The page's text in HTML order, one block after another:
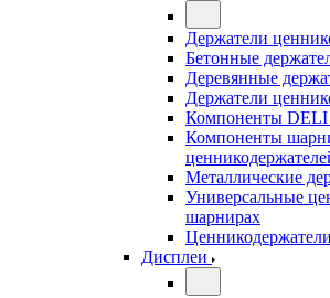
Держатели
Бетонные
Деревянные
Держатели
Компоненты DELI
Компоненты
Металлические
Универсальные
шарнирах
Дисплеи